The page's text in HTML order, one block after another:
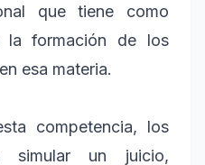
que tiene como
la formación de los
esa materia.
competencia, los
simular un juicio,